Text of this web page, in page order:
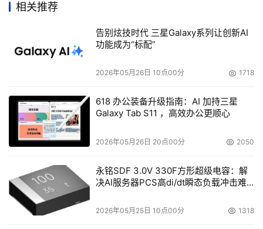
相关推荐
告别炫技时代 三星Galaxy系列让创新AI
功能成为“标配”
2026年05月26日 10点00分 1718
618 办公装备升级指南：AI 加持三星
Galaxy Tab S11 ，高效办公更顺心
2026年05月26日 20点00分 2050
永铭SDF 3.0V 330F方形超级电容：解
决AI服务器PCS高di/dt瞬态负载冲击难
2026年05月25日 10点00分 1318